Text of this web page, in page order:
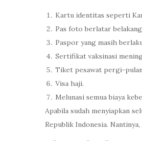
Kartu identitas seperti
Pas foto berlatar
Paspor yang masih
Sertifikat vaksinasi
Tiket pesawat pergi-
Visa haji.
Melunasi semua biaya
Apabila sudah menyiapkan
Republik Indonesia.